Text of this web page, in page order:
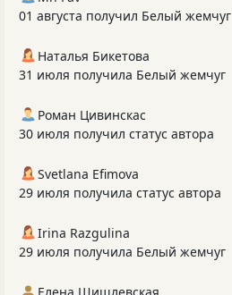
01 августа получил Белый жемчуг
Наталья Бикетова
31 июля получила Белый жемчуг
Роман Цивинскас
30 июля получил статус автора
Svetlana Efimova
29 июля получила статус автора
Irina Razgulina
29 июля получила Белый жемчуг